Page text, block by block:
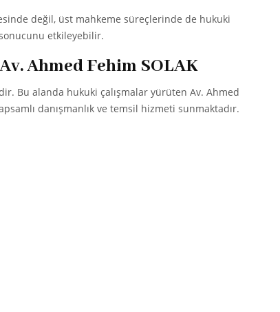
değil, üst mahkeme süreçlerinde de hukuki
etkileyebilir.
Ahmed Fehim SOLAK
Bu alanda hukuki çalışmalar yürüten Av. Ahmed
danışmanlık ve temsil hizmeti sunmaktadır.